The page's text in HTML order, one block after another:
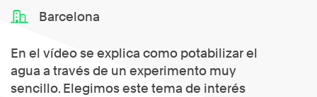
Barcelona
En el vídeo se explica como potabilizar el
agua a través de un experimento muy
sencillo. Elegimos este tema de interés